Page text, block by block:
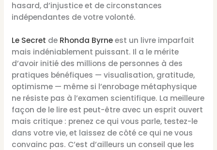
hasard, d’injustice et de circonstances
indépendantes de votre volonté.
Le Secret de Rhonda Byrneest un livre imparfait
mais indéniablement puissant. Il a le mérite
d’avoir initié des millions de personnes à des
pratiques bénéfiques — visualisation, gratitude,
optimisme — même si l’enrobage métaphysique
ne résiste pas à l’examen scientifique. La meilleure
façon de le lire est peut-être avec un esprit ouvert
mais critique : prenez ce qui vous parle, testez-le
dans votre vie, et laissez de côté ce qui ne vous
convainc pas. C’est d’ailleurs un conseil que les